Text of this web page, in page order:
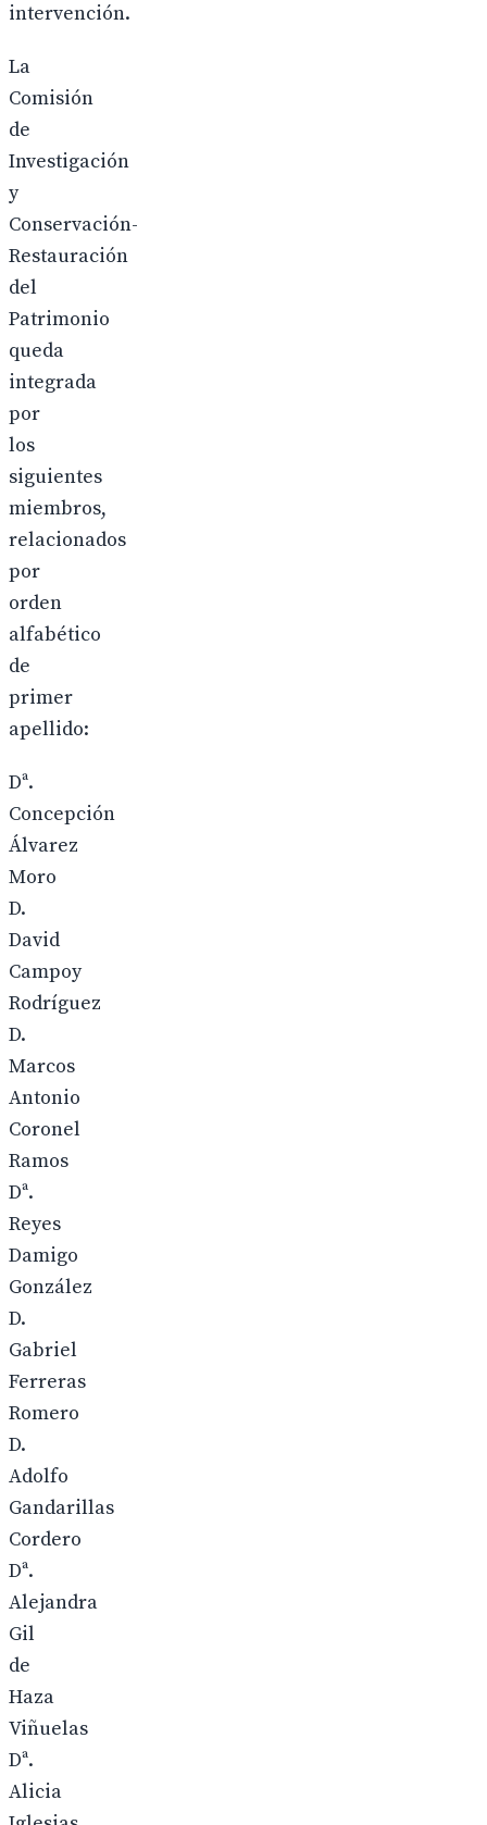
intervención.
La
Comisión
de
Investigación
y
Conservación-
Restauración
del
Patrimonio
queda
integrada
por
los
siguientes
miembros,
relacionados
por
orden
alfabético
de
primer
apellido:
Dª.
Concepción
Álvarez
Moro
D.
David
Campoy
Rodríguez
D.
Marcos
Antonio
Coronel
Ramos
Dª.
Reyes
Damigo
González
D.
Gabriel
Ferreras
Romero
D.
Adolfo
Gandarillas
Cordero
Dª.
Alejandra
Gil
de
Haza
Viñuelas
Dª.
Alicia